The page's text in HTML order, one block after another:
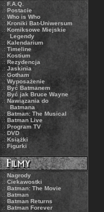
.: F.A.Q.
.: Postacie
.: Who is Who
.:Kroniki Bat-Uniwersum
.: Komiksowe Miejskie
Legendy
.: Kalendarium
.: Timeline
.: Kostium
.: Rezydencja
.: Jaskinia
.: Gotham
.:Wyposażenie
.: Być Batmanem
.: Być jak Bruce Wayne
.: Nawiązania do
Batmana
.:Batman: The Musical
.: Batman Live
.: Program TV
.: DVD
.:Książki
.: Figurki
.: Nagrody
.: Ciekawostki
.: Batman: The Movie
.:Batman
.: Batman Returns
.: Batman Forever